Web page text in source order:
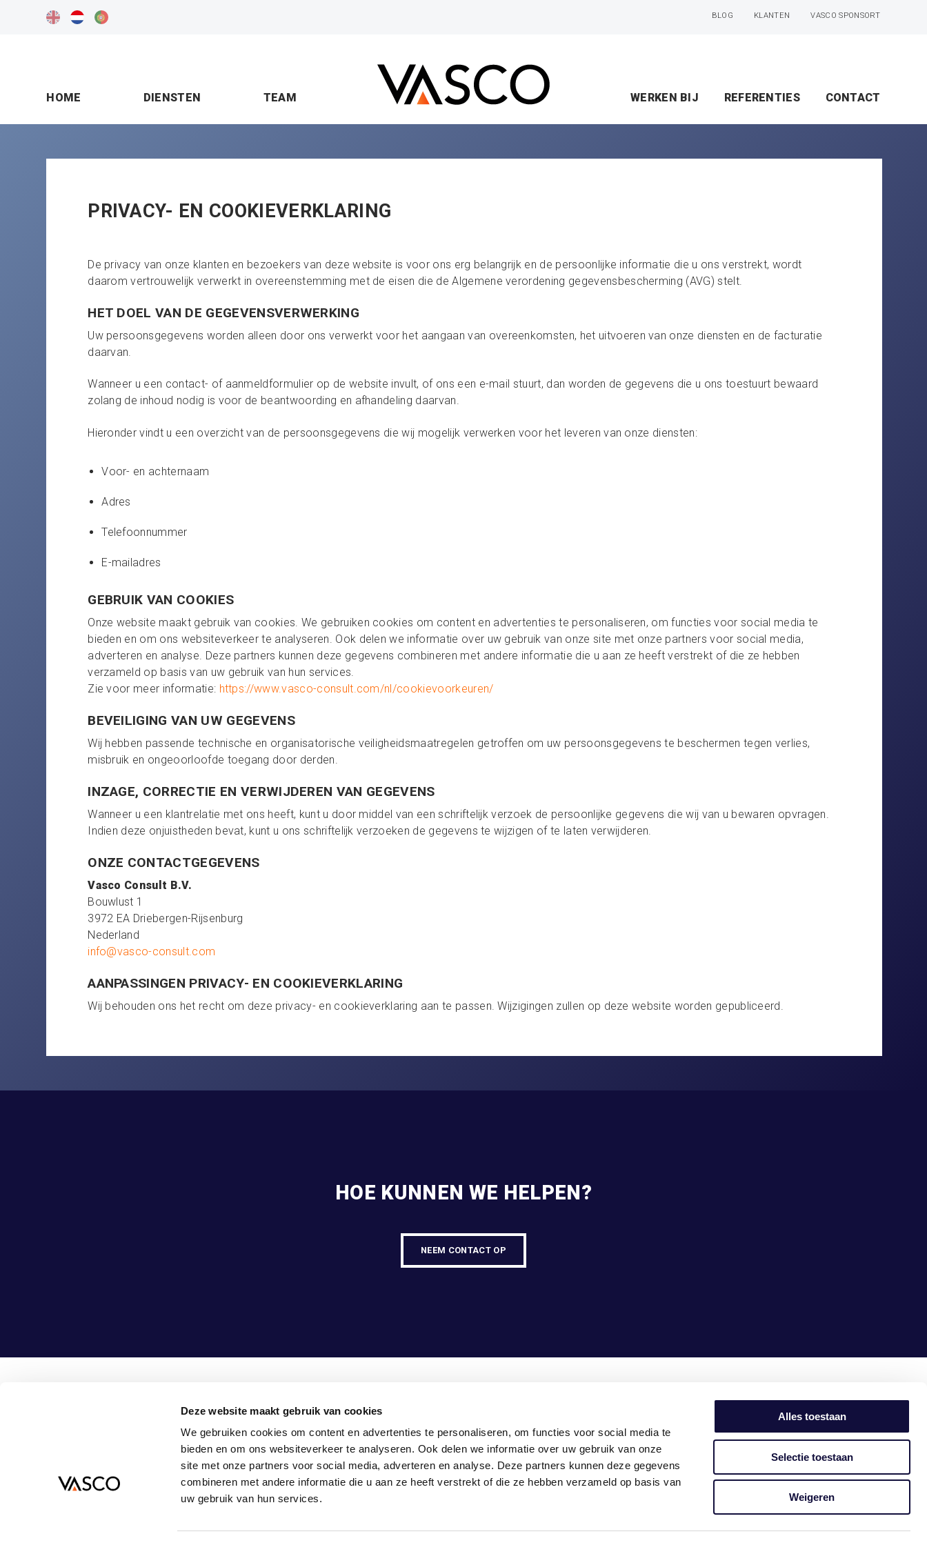
Deze website maakt gebruik van cookies
We gebruiken cookies om content en advertenties te personaliseren, om functies voor social media te
bieden en om ons websiteverkeer te analyseren. Ook delen we informatie over uw gebruik van onze
site met onze partners voor social media, adverteren en analyse. Deze partners kunnen deze gegevens
combineren met andere informatie die u aan ze heeft verstrekt of die ze hebben verzameld op basis van
uw gebruik van hun services.
Alles toestaan
Selectie toestaan
Weigeren
HOME DIENSTEN TEAM WERKEN BIJ REFERENTIES CONTACT
BLOG KLANTEN VASCO SPONSORT
PRIVACY- EN COOKIEVERKLARING
De privacy van onze klanten en bezoekers van deze website is voor ons erg belangrijk en de persoonlijke informatie die u ons verstrekt, wordt
daarom vertrouwelijk verwerkt in overeenstemming met de eisen die de Algemene verordening gegevensbescherming (AVG) stelt.
HET DOEL VAN DE GEGEVENSVERWERKING
Uw persoonsgegevens worden alleen door ons verwerkt voor het aangaan van overeenkomsten, het uitvoeren van onze diensten en de facturatie
daarvan.
Wanneer u een contact- of aanmeldformulier op de website invult, of ons een e-mail stuurt, dan worden de gegevens die u ons toestuurt bewaard
zolang de inhoud nodig is voor de beantwoording en afhandeling daarvan.
Hieronder vindt u een overzicht van de persoonsgegevens die wij mogelijk verwerken voor het leveren van onze diensten:
Voor- en achternaam
Adres
Telefoonnummer
E-mailadres
GEBRUIK VAN COOKIES
Onze website maakt gebruik van cookies. We gebruiken cookies om content en advertenties te personaliseren, om functies voor social media te
bieden en om ons websiteverkeer te analyseren. Ook delen we informatie over uw gebruik van onze site met onze partners voor social media,
adverteren en analyse. Deze partners kunnen deze gegevens combineren met andere informatie die u aan ze heeft verstrekt of die ze hebben
verzameld op basis van uw gebruik van hun services.
Zie voor meer informatie: https://www.vasco-consult.com/nl/cookievoorkeuren/
BEVEILIGING VAN UW GEGEVENS
Wij hebben passende technische en organisatorische veiligheidsmaatregelen getroffen om uw persoonsgegevens te beschermen tegen verlies,
misbruik en ongeoorloofde toegang door derden.
INZAGE, CORRECTIE EN VERWIJDEREN VAN GEGEVENS
Wanneer u een klantrelatie met ons heeft, kunt u door middel van een schriftelijk verzoek de persoonlijke gegevens die wij van u bewaren opvragen.
Indien deze onjuistheden bevat, kunt u ons schriftelijk verzoeken de gegevens te wijzigen of te laten verwijderen.
ONZE CONTACTGEGEVENS
Vasco Consult B.V.
Bouwlust 1
3972 EA Driebergen-Rijsenburg
Nederland
info@vasco-consult.com
AANPASSINGEN PRIVACY- EN COOKIEVERKLARING
Wij behouden ons het recht om deze privacy- en cookieverklaring aan te passen. Wijzigingen zullen op deze website worden gepubliceerd.
HOE KUNNEN WE HELPEN?
NEEM CONTACT OP
maken we hetsimpel
3972 EA Driebergen-Rijsenburg
info@vasco-consult.com
ALGEMENE VOORWAARDEN COOKIEVOORKEUREN TRANSPARANTIE